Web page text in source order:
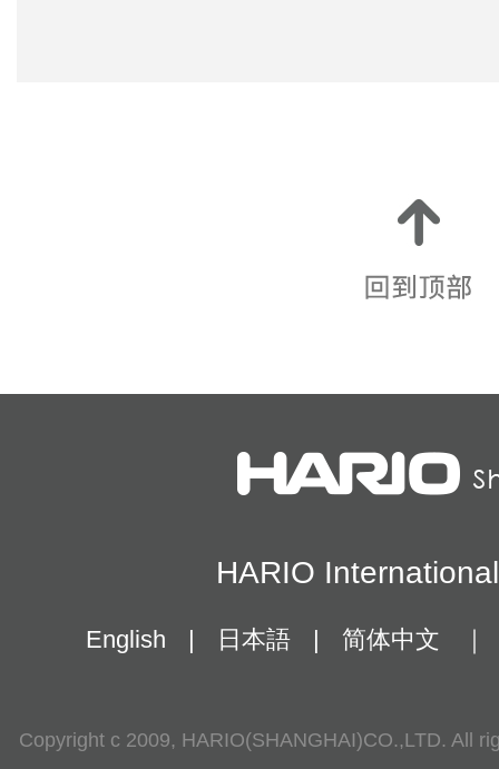
HARIO
English | 日本語 | 简体中文 ｜
Copyright c 2009, HARIO(SHANGHAI)CO.,LTD. All